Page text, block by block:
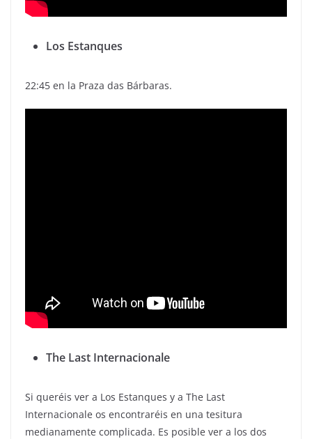
Los Estanques
22:45 en la Praza das Bárbaras.
The Last Internacionale
Si queréis ver a Los Estanques y a The Last
Internacionale os encontraréis en una tesitura
medianamente complicada. Es posible ver a los dos